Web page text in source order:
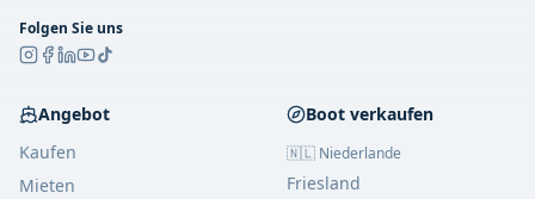
Folgen Sie uns
Angebot
Kaufen
Mieten
Boot verkaufen
🇳🇱 Niederlande
Friesland